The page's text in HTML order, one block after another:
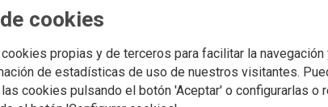
cookies
propias y de terceros para facilitar la navegación
de estadísticas de uso de nuestros visitantes.
cookies pulsando el botón 'Aceptar' o configurarlas o
colectivo de las
Industria, aprobó hace